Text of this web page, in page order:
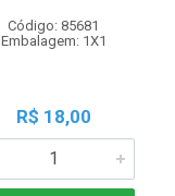
Código: 85681
Embalagem: 1X1
R$ 18,00